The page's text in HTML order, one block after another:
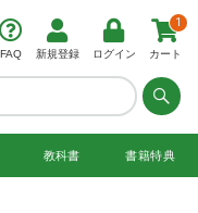
FAQ 新規登録 ログイン カート
1
教科書 書籍特典